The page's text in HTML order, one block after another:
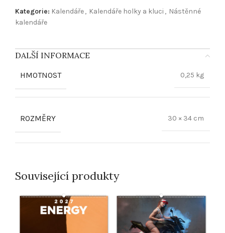
Kategorie: Kalendáře, Kalendáře holky a kluci , Nástěnné
kalendáře
DALŠÍ INFORMACE
HMOTNOST 0,25 kg
ROZMĚRY 30 × 34 cm
Související produkty